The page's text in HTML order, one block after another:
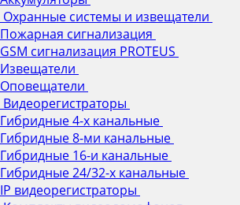
Охранные системы и извещатели
Пожарная сигнализация
GSM сигнализация PROTEUS
Извещатели
Оповещатели
Видеорегистраторы
Гибридные 4-х канальные
Гибридные 8-ми канальные
Гибридные 16-и канальные
Гибридные 24/32-х канальные
IP видеорегистраторы